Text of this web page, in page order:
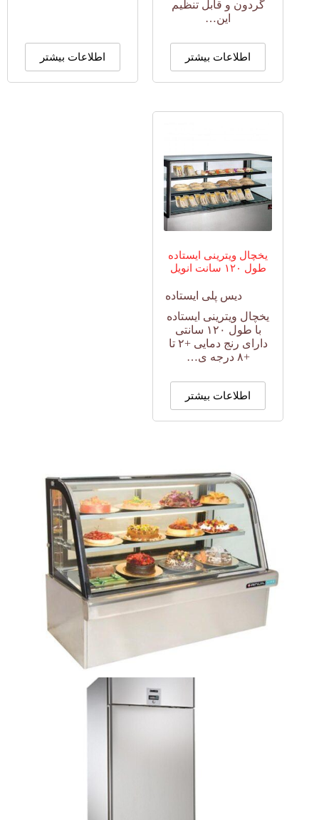
گردون و قابل تنظیم
این…
اطلاعات بیشتر اطلاعات بیشتر
یخچال ویترینی ایستاده
طول ۱۲۰ سانت انویل
دیس پلی ایستاده
یخچال ویترینی ایستاده
با طول ۱۲۰ سانتی
دارای رنج دمایی +۲ تا
+۸ درجه ی…
اطلاعات بیشتر